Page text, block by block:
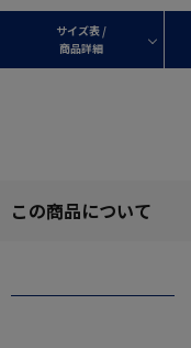
サイズ表 /
商品詳細
この商品について